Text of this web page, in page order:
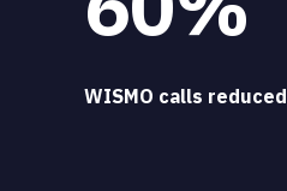
WISMO calls reduced